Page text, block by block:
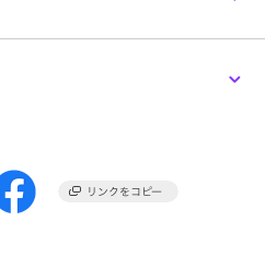
(オフホワイト色)／裏面黒色PUコ